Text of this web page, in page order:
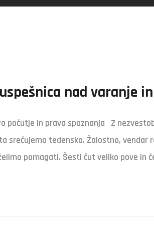
nad varanje
počutje in prava spoznanja Z
srečujemo tedensko. Žalostno, vendar
pomagati. Šesti čut veliko pove in